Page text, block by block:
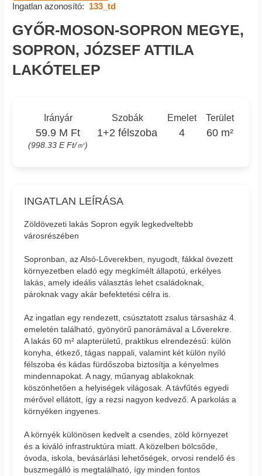
Ingatlan azonosító: 133_td
GYŐR-MOSON-SOPRON MEGYE,
SOPRON, JÓZSEF ATTILA
LAKÓTELEP
Irányár
59.9 M Ft
(998.33 E Ft/㎡)
Szobák
1+2 félszoba
Emelet
4
Terület
60 m²
INGATLAN LEÍRÁSA
Zöldövezeti lakás Sopron egyik legkedveltebb
városrészében
Sopronban, az Alsó-Lőverekben, nyugodt, fákkal övezett
környezetben eladó egy megkímélt állapotú, erkélyes
lakás, amely ideális választás lehet családoknak,
pároknak vagy akár befektetési célra is.
Az ingatlan egy rendezett, csúsztatott zsalus társasház 4.
emeletén található, gyönyörű panorámával a Lőverekre.
A lakás 60 m² alapterületű, praktikus elrendezésű: külön
konyha, étkező, tágas nappali, valamint két külön nyíló
félszoba és kádas fürdőszoba biztosítja a kényelmes
mindennapokat. A nagy, műanyag ablakoknak
köszönhetően a helyiségek világosak. A távfűtés egyedi
mérővel ellátott, így a rezsi nagyon kedvező. A parkolás a
környéken ingyenes.
A környék különösen kedvelt a csendes, zöld környezet
és a kiváló infrastruktúra miatt. A közelben bölcsőde,
óvoda, iskola, bevásárlási lehetőségek, orvosi rendelő és
buszmegálló is megtalálható, így minden fontos